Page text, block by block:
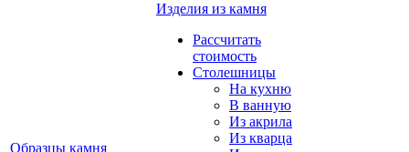
Образцы камня
Изделия из камня
Рассчитать
стоимость
Столешницы
На кухню
В ванную
Из акрила
Из кварца